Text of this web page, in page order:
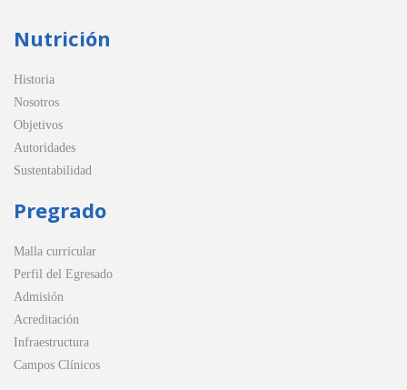
Nutrición
Historia
Nosotros
Objetivos
Autoridades
Sustentabilidad
Pregrado
Malla curricular
Perfil del Egresado
Admisión
Acreditación
Infraestructura
Campos Clínicos